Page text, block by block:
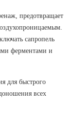
предотвращает
сапропель
ферментами и
для быстрого
всех